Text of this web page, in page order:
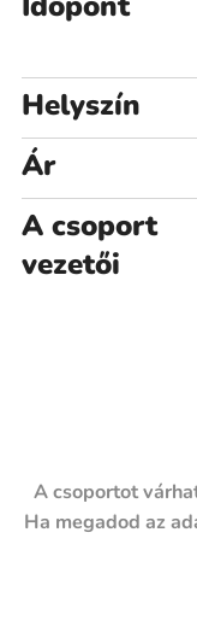
Helyszín
Ár
A csoport
vezetői
A csoportot
Ha megadod az